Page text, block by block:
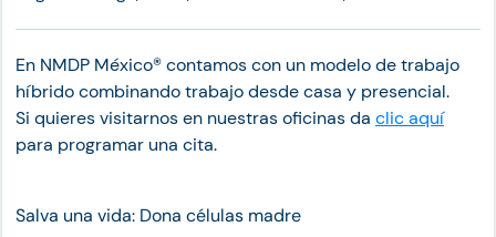
En NMDP México®︎ contamos con un modelo de trabajo
híbrido combinando trabajo desde casa y presencial.
Si quieres visitarnos en nuestras oficinas da clic aquí
para programar una cita.
Salva una vida: Dona células madre